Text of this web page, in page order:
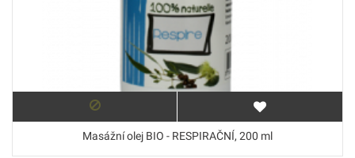
Masážní olej BIO - RESPIRAČNÍ, 200 ml